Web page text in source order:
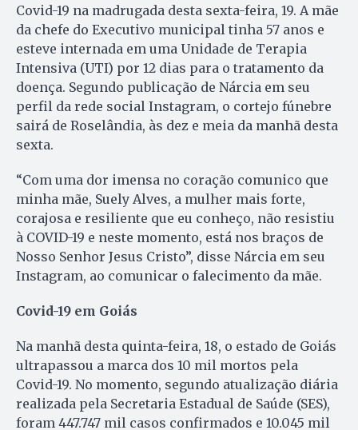
Covid-19 na madrugada desta sexta-feira, 19. A mãe
da chefe do Executivo municipal tinha 57 anos e
esteve internada em uma Unidade de Terapia
Intensiva (UTI) por 12 dias para o tratamento da
doença. Segundo publicação de Nárcia em seu
perfil da rede social Instagram, o cortejo fúnebre
sairá de Roselândia, às dez e meia da manhã desta
sexta.
“Com uma dor imensa no coração comunico que
minha mãe, Suely Alves, a mulher mais forte,
corajosa e resiliente que eu conheço, não resistiu
à COVID-19 e neste momento, está nos braços de
Nosso Senhor Jesus Cristo”, disse Nárcia em seu
Instagram, ao comunicar o falecimento da mãe.
Covid-19 em Goiás
Na manhã desta quinta-feira, 18, o estado de Goiás
ultrapassou a marca dos 10 mil mortos pela
Covid-19. No momento, segundo atualização diária
realizada pela Secretaria Estadual de Saúde (SES),
foram 447.747 mil casos confirmados e 10.045 mil